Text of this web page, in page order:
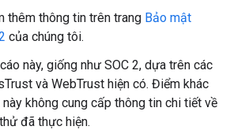
thêm thông tin trên trang Bảo mật
của chúng tôi.
này, giống như SOC 2, dựa trên các
và WebTrust hiện có. Điểm khác
không cung cấp thông tin chi tiết về
đã thực hiện.